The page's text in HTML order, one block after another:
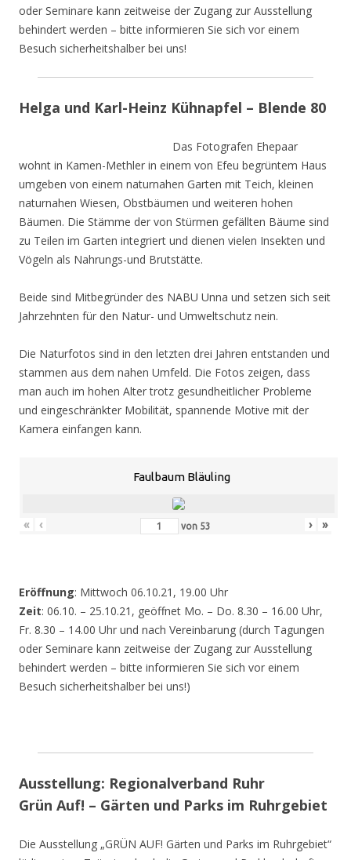
oder Seminare kann zeitweise der Zugang zur Ausstellung
behindert werden – bitte informieren Sie sich vor einem
Besuch sicherheitshalber bei uns!
Helga und Karl-Heinz Kühnapfel – Blende 80
Das Fotografen Ehepaar
wohnt in Kamen-Methler in einem von Efeu begrüntem Haus
umgeben von einem naturnahen Garten mit Teich, kleinen
naturnahen Wiesen, Obstbäumen und weiteren hohen
Bäumen. Die Stämme der von Stürmen gefällten Bäume sind
zu Teilen im Garten integriert und dienen vielen Insekten und
Vögeln als Nahrungs-und Brutstätte.
Beide sind Mitbegründer des NABU Unna und setzen sich seit
Jahrzehnten für den Natur- und Umweltschutz nein.
Die Naturfotos sind in den letzten drei Jahren entstanden und
stammen aus dem nahen Umfeld. Die Fotos zeigen, dass
man auch im hohen Alter trotz gesundheitlicher Probleme
und eingeschränkter Mobilität, spannende Motive mit der
Kamera einfangen kann.
Faulbaum Bläuling
« ‹ von 53 › »
Eröffnung: Mittwoch 06.10.21, 19.00 Uhr
Zeit: 06.10. – 25.10.21, geöffnet Mo. – Do. 8.30 – 16.00 Uhr,
Fr. 8.30 – 14.00 Uhr und nach Vereinbarung (durch Tagungen
oder Seminare kann zeitweise der Zugang zur Ausstellung
behindert werden – bitte informieren Sie sich vor einem
Besuch sicherheitshalber bei uns!)
Ausstellung: Regionalverband Ruhr
Grün Auf! – Gärten und Parks im Ruhrgebiet
Die Ausstellung „GRÜN AUF! Gärten und Parks im Ruhrgebiet“